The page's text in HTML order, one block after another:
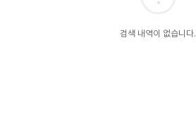
검색 내역이 없습니다.